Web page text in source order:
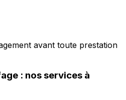
avant toute prestation
: nos services à